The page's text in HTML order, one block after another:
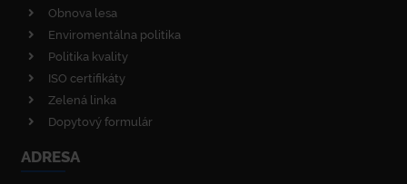
Obnova lesa
Enviromentálna politika
Politika kvality
ISO certifikáty
Zelená linka
Dopytový formulár
ADRESA